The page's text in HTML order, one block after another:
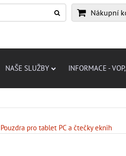
Nákupní
NAŠE SLUŽBY INFORMACE -
Pouzdra pro tablet PC a čtečky eknih